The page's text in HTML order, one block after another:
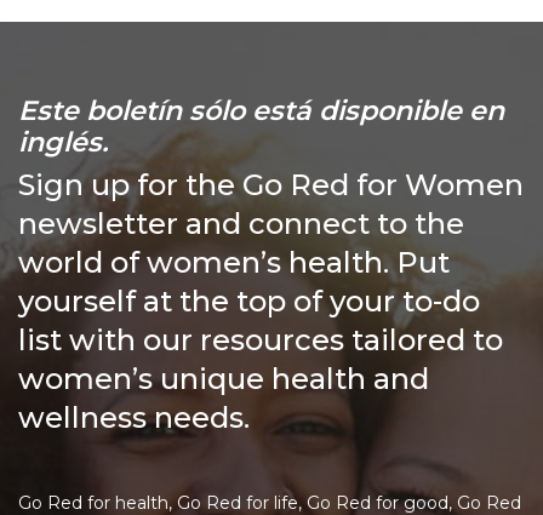
Este boletín sólo está disponible en
inglés.
Sign up for the Go Red for Women
newsletter and connect to the
world of women’s health. Put
yourself at the top of your to-do
list with our resources tailored to
women’s unique health and
wellness needs.
Go Red for health, Go Red for life, Go Red for good, Go Red